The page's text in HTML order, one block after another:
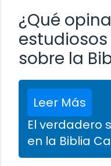
¿Qué
sobre la
Leer Más
El verdadero
en la Biblia